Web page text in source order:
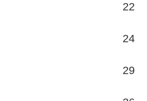
22
24
29